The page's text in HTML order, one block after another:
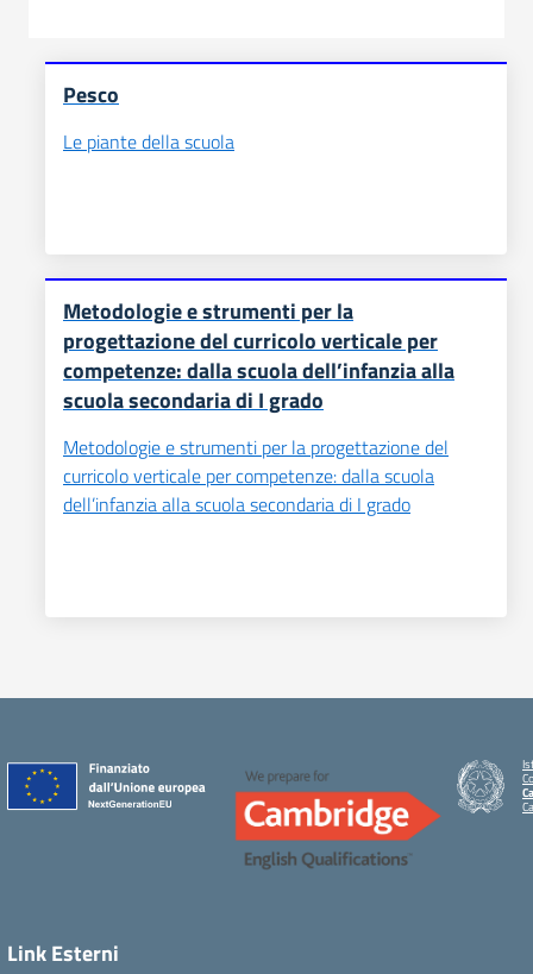
Pesco
Le piante della scuola
Metodologie e strumenti per la
progettazione del curricolo verticale per
competenze: dalla scuola dell’infanzia alla
scuola secondaria di I grado
Metodologie e strumenti per la progettazione del
curricolo verticale per competenze: dalla scuola
dell’infanzia alla scuola secondaria di I grado
Link Esterni